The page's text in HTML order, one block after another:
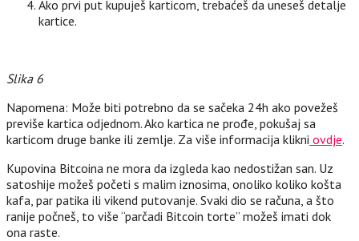
Ako prvi put kupuješ karticom, trebaćeš da uneseš detalje
kartice.
Slika 6
Napomena: Može biti potrebno da se sačeka 24h ako povežeš
previše kartica odjednom. Ako kartica ne prođe, pokušaj sa
karticom druge banke ili zemlje. Za više informacija klikni ovdje.
Kupovina Bitcoina ne mora da izgleda kao nedostižan san. Uz
satoshije možeš početi s malim iznosima, onoliko koliko košta
kafa, par patika ili vikend putovanje. Svaki dio se računa, a što
ranije počneš, to više “parčadi Bitcoin torte” možeš imati dok
ona raste.